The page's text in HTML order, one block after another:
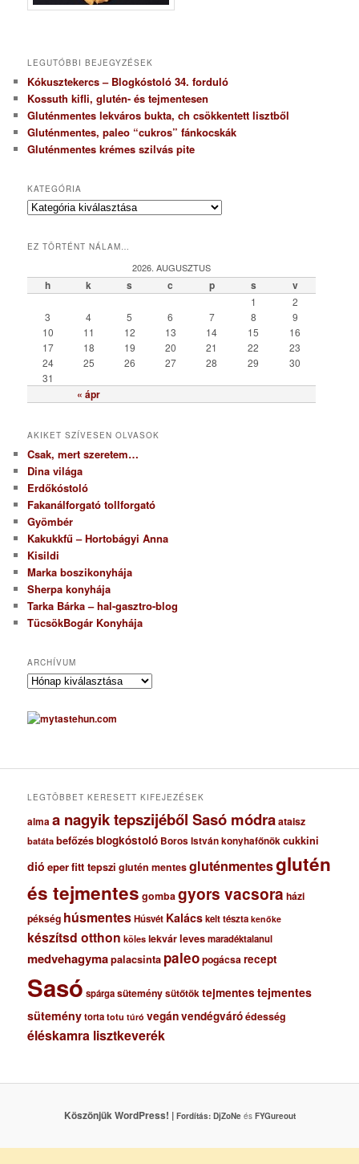
LEGUTÓBBI BEJEGYZÉSEK
Kókusztekercs – Blogkóstoló 34. forduló
Kossuth kifli, glutén- és tejmentesen
Gluténmentes lekváros bukta, ch csökkentett lisztből
Gluténmentes, paleo “cukros” fánkocskák
Gluténmentes krémes szilvás pite
KATEGÓRIA
K
e
r
EZ TÖRTÉNT NÁLAM…
2026. AUGUSZTUS
h k s c p s v
« ápr
1
2
3
4 5 6 7 8
9
10
11 12 13 14 15
16
17
18 19 20 21 22
23
24
25 26 27 28 29
30
31
AKIKET SZÍVESEN OLVASOK
Csak, mert szeretem…
Dina világa
Erdőkóstoló
Fakanálforgató tollforgató
Gyömbér
Kakukkfű – Hortobágyi Anna
Kisildi
Marka boszikonyhája
Sherpa konyhája
Tarka Bárka – hal-gasztro-blog
TücsökBogár Konyhája
ARCHÍVUM
A
c
h
u
LEGTÖBBET KERESETT KIFEJEZÉSEK
almaa nagyik tepszijéből Sasó módraataisz
batáta befőzésblogkóstoló Boros István konyhafőnökcukkini
dió eperfitt tepszi glutén mentesgluténmentesglutén
és tejmentes gombagyors vacsora házi
pékség húsmentesHúsvét Kalácskelt tészta kenőke
készítsd otthon köles lekvárlevesmaradéktalanul
medvehagymapalacsinta paleopogácsa recept
Sasó spárgasüteménysütőtöktejmentestejmentes
süteménytorta totu túró vegánvendégváróédesség
éléskamra lisztkeverék
Köszönjük WordPress! | Fordítás: DjZoNeés FYGureout